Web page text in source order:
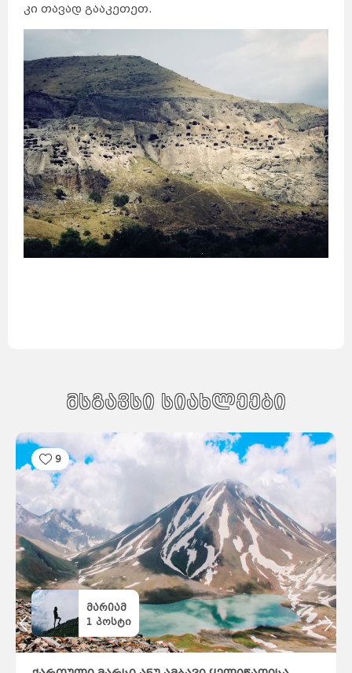
კი თავად გააკეთეთ.
მსგავსი სიახლეები
9
მარიამ
1 პოსტი